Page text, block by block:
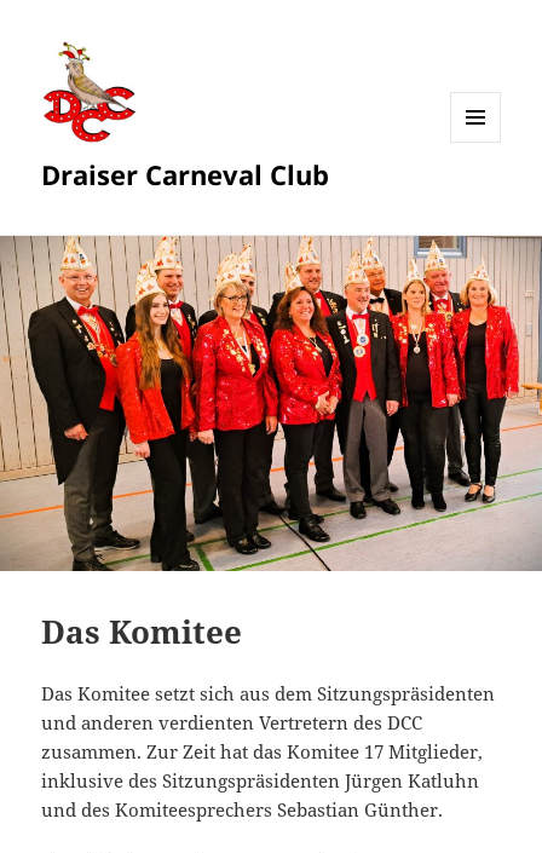
Draiser Carneval Club
Das Komitee
Das Komitee setzt sich aus dem Sitzungspräsidenten
und anderen verdienten Vertretern des DCC
zusammen. Zur Zeit hat das Komitee 17 Mitglieder,
inklusive des Sitzungspräsidenten Jürgen Katluhn
und des Komiteesprechers Sebastian Günther.